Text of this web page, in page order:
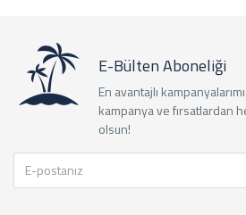
E-Bülten Aboneliği
En avantajlı
kampanya ve fırsatlardan
olsun!